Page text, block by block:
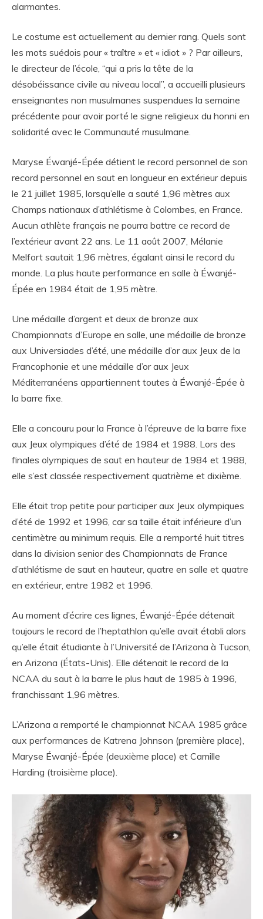
alarmantes.
Le costume est actuellement au dernier rang. Quels sont
les mots suédois pour « traître » et « idiot » ? Par ailleurs,
le directeur de l’école, “qui a pris la tête de la
désobéissance civile au niveau local”, a accueilli plusieurs
enseignantes non musulmanes suspendues la semaine
précédente pour avoir porté le signe religieux du honni en
solidarité avec le Communauté musulmane.
Maryse Éwanjé-Épée détient le record personnel de son
record personnel en saut en longueur en extérieur depuis
le 21 juillet 1985, lorsqu’elle a sauté 1,96 mètres aux
Champs nationaux d’athlétisme à Colombes, en France.
Aucun athlète français ne pourra battre ce record de
l’extérieur avant 22 ans. Le 11 août 2007, Mélanie
Melfort sautait 1,96 mètres, égalant ainsi le record du
monde. La plus haute performance en salle à Éwanjé-
Épée en 1984 était de 1,95 mètre.
Une médaille d’argent et deux de bronze aux
Championnats d’Europe en salle, une médaille de bronze
aux Universiades d’été, une médaille d’or aux Jeux de la
Francophonie et une médaille d’or aux Jeux
Méditerranéens appartiennent toutes à Éwanjé-Épée à
la barre fixe.
Elle a concouru pour la France à l’épreuve de la barre fixe
aux Jeux olympiques d’été de 1984 et 1988. Lors des
finales olympiques de saut en hauteur de 1984 et 1988,
elle s’est classée respectivement quatrième et dixième.
Elle était trop petite pour participer aux Jeux olympiques
d’été de 1992 et 1996, car sa taille était inférieure d’un
centimètre au minimum requis. Elle a remporté huit titres
dans la division senior des Championnats de France
d’athlétisme de saut en hauteur, quatre en salle et quatre
en extérieur, entre 1982 et 1996.
Au moment d’écrire ces lignes, Éwanjé-Épée détenait
toujours le record de l’heptathlon qu’elle avait établi alors
qu’elle était étudiante à l’Université de l’Arizona à Tucson,
en Arizona (États-Unis). Elle détenait le record de la
NCAA du saut à la barre le plus haut de 1985 à 1996,
franchissant 1,96 mètres.
L’Arizona a remporté le championnat NCAA 1985 grâce
aux performances de Katrena Johnson (première place),
Maryse Éwanjé-Épée (deuxième place) et Camille
Harding (troisième place).